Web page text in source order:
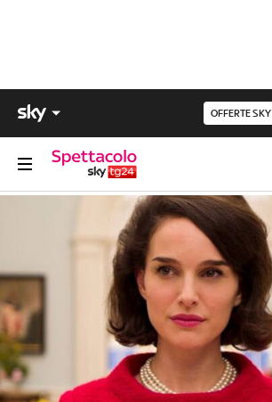
OFFERTE SKY